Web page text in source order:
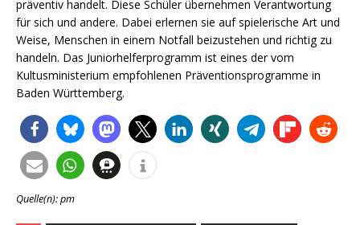
präventiv handelt. Diese Schüler übernehmen Verantwortung
für sich und andere. Dabei erlernen sie auf spielerische Art und
Weise, Menschen in einem Notfall beizustehen und richtig zu
handeln. Das Juniorhelferprogramm ist eines der vom
Kultusministerium empfohlenen Präventionsprogramme in
Baden Württemberg.
Quelle(n): pm